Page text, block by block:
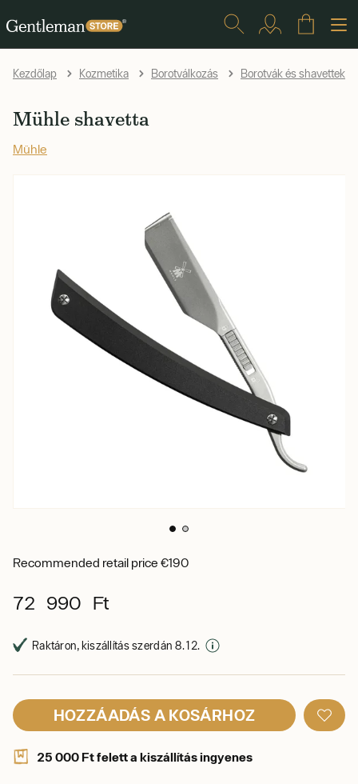
Kezdőlap Kozmetika Borotválkozás Borotvák és shavettek
Mühle shavetta
Mühle
Recommended retail price €190
72 990 Ft
Raktáron, kiszállítás szerdán 8. 12.
HOZZÁADÁS A KOSÁRHOZ
25 000 Ft felett a kiszállítás ingyenes